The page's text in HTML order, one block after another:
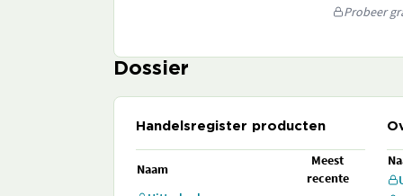
Probeer
Dossier
Handelsregister producten
Naam
Meest
recente